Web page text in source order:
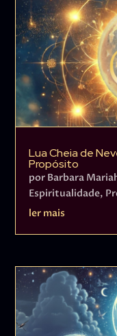
Lua Cheia de
Propósito
por Barbara
Espiritualidade,
ler mais